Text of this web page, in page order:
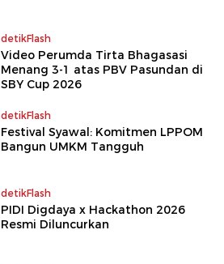
detikFlash
Video Perumda Tirta Bhagasasi
Menang 3-1 atas PBV Pasundan di
SBY Cup 2026
detikFlash
Festival Syawal: Komitmen LPPOM
Bangun UMKM Tangguh
detikFlash
PIDI Digdaya x Hackathon 2026
Resmi Diluncurkan